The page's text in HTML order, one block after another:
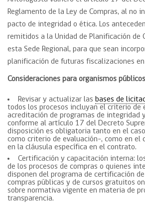
Reglamento de la Ley de Compras, al no
pacto de integridad o ética. Los
remitidos a la Unidad de Planificación de
esta Sede Regional, para que sean
planificación de futuras fiscalizaciones
Consideraciones para organismos públicos
Revisar y actualizar las bases de
todos los procesos incluyan el criterio de
acreditación de programas de integridad
conforme al artículo 17 del Decreto
disposición es obligatoria tanto en el
como criterio de evaluación-, como en el
en la cláusula específica en el contrato.
Certificación y capacitación interna:
de los procesos de compras o quienes
disponen del programa de certificación
compras públicas y de cursos gratuitos
sobre normativa vigente en materia de
transparencia.